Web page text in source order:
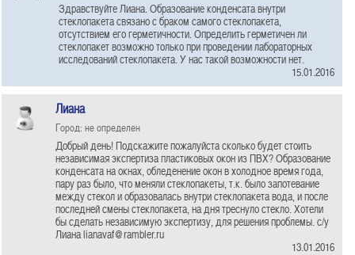
Здравствуйте Лиана. Образование конденсата внутри
стеклопакета связано с браком самого стеклопакета,
отсутствием его герметичности. Определить герметичен ли
стеклопакет возможно только при проведении лабораторных
исследований стеклопакета. У нас такой возможности нет.
15.01.2016
Лиана
Город: не определен
Добрый день! Подскажите пожалуйста сколько будет стоить
независимая экспертиза пластиковых окон из ПВХ? Образование
конденсата на окнах, обледенение окон в холодное время года,
пару раз было, что меняли стеклопакеты, т.к. было запотевание
между стекол и образовалась внутри стеклопакета вода, и после
последней смены стеклопакета, на дня треснуло стекло. Хотели
бы сделать независимую экспертизу, для решения проблемы. с/у
Лиана lianavaf@rambler.ru
13.01.2016